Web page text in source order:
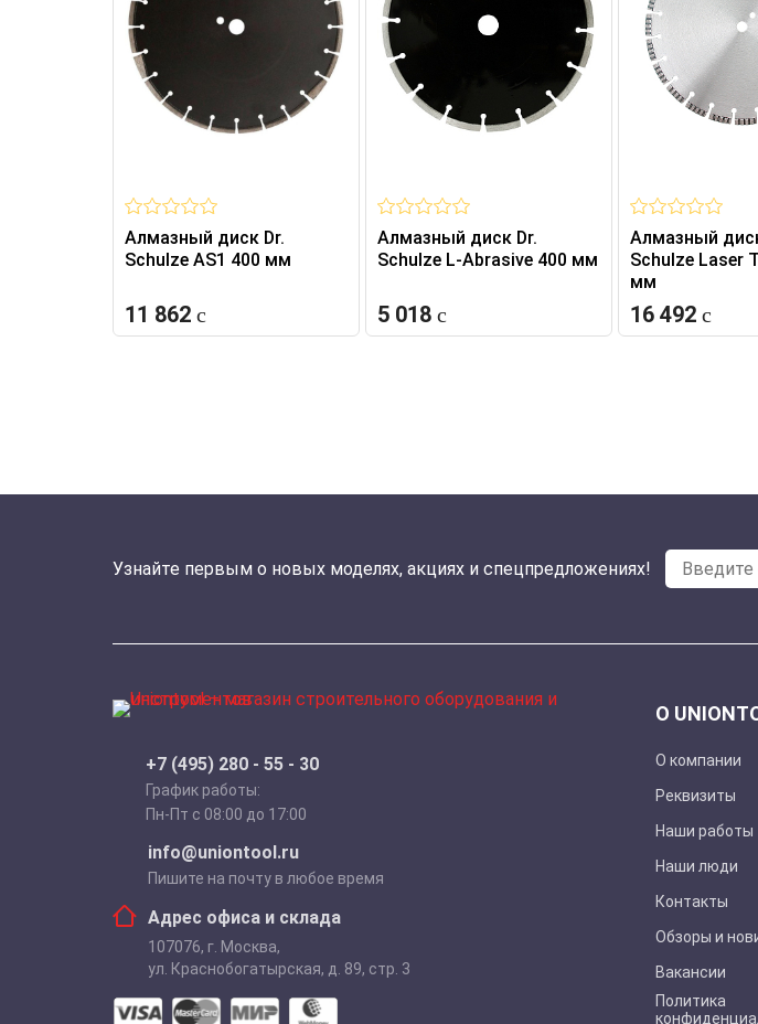
Алмазный диск Dr.
Schulze AS1 400 мм
11 862
Алмазный диск Dr.
Schulze L-Abrasive 400 мм
5 018
Алмазный
Schulze Laser
мм
16 492
Узнайте первым о новых моделях, акциях и спецпредложениях!
+7 (495) 280 - 55 - 30
График работы:
Пн-Пт с 08:00 до 17:00
info@uniontool.ru
Пишите на почту в любое время
Адрес офиса и склада
107076, г. Москва,
ул. Краснобогатырская, д. 89, стр. 3
О
О компании
Реквизиты
Наши работы
Наши люди
Контакты
Обзоры и
Вакансии
Политика